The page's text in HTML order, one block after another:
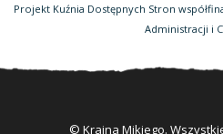
Projekt Kuźnia Dostępnych Stron
Administracji i
© Kraina Mikiego.